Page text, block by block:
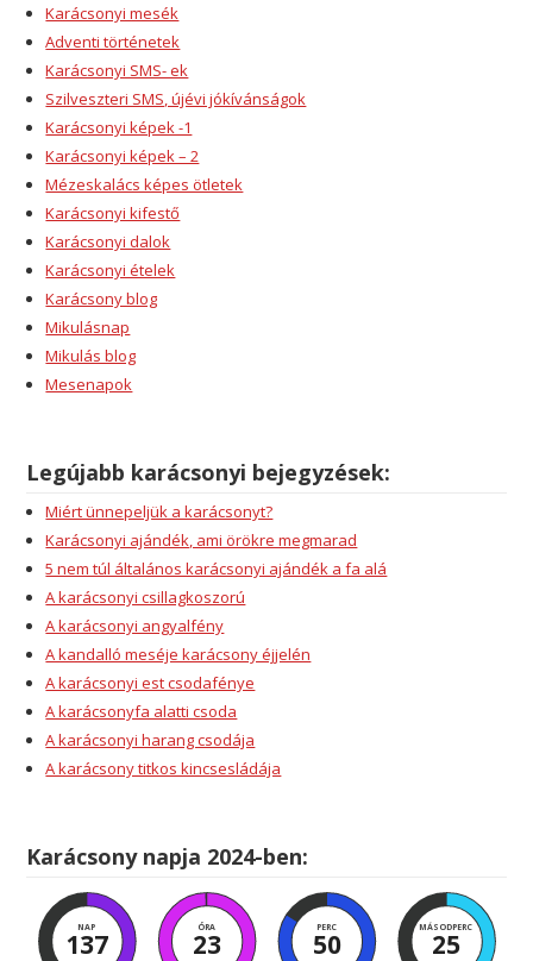
Karácsonyi mesék
Adventi történetek
Karácsonyi SMS- ek
Szilveszteri SMS, újévi jókívánságok
Karácsonyi képek -1
Karácsonyi képek – 2
Mézeskalács képes ötletek
Karácsonyi kifestő
Karácsonyi dalok
Karácsonyi ételek
Karácsony blog
Mikulásnap
Mikulás blog
Mesenapok
Legújabb karácsonyi bejegyzések:
Miért ünnepeljük a karácsonyt?
Karácsonyi ajándék, ami örökre megmarad
5 nem túl általános karácsonyi ajándék a fa alá
A karácsonyi csillagkoszorú
A karácsonyi angyalfény
A kandalló meséje karácsony éjjelén
A karácsonyi est csodafénye
A karácsonyfa alatti csoda
A karácsonyi harang csodája
A karácsony titkos kincsesládája
Karácsony napja 2024-ben:
NAP
137
ÓRA
23
PERC
50
MÁSODPERC
24